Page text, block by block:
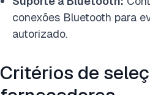
conexões Bluetooth para
autorizado.
Critérios de